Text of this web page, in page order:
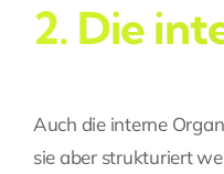
2. Die
Auch die interne
sie aber strukturiert